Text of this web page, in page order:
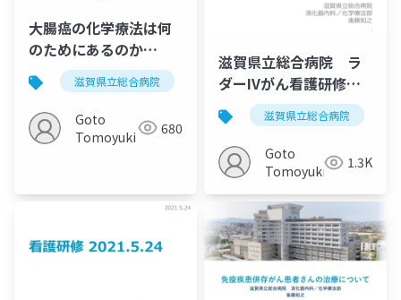
大腸癌の化学療法は何
のためにあるのか
20230126滋賀県立総合病院 がん薬物療法 腫瘍内科
Goto
Tomoyuki
680
滋賀県立総合病院 ラ
ダーIVがん看護研修
20211004滋賀県立総合病院
Goto
Tomoyuki
1.3K